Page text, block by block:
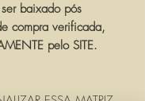
baixado pós
compra verificada,
pelo SITE.